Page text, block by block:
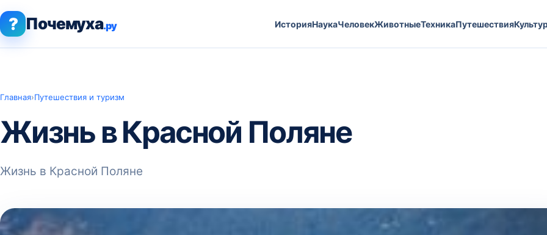
? Почемуха.ру ИсторияНаукаЧеловекЖивотныеТехникаПутешествия
Главная›Путешествия и туризм
Жизнь в Красной Поляне
Жизнь в Красной Поляне